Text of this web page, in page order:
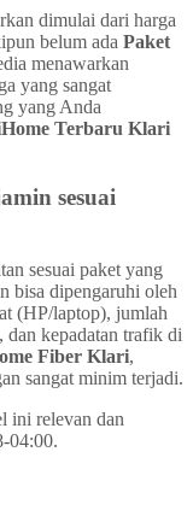
dimulai dari harga
belum ada Paket
menawarkan
yang sangat
yang Anda
Terbaru Klari
sesuai
sesuai paket yang
bisa dipengaruhi oleh
(HP/laptop), jumlah
dan kepadatan trafik di
Fiber Klari,
sangat minim terjadi.
ini relevan dan
04:00.